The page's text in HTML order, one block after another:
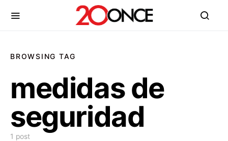
BROWSING TAG
medidas de
seguridad
1 post